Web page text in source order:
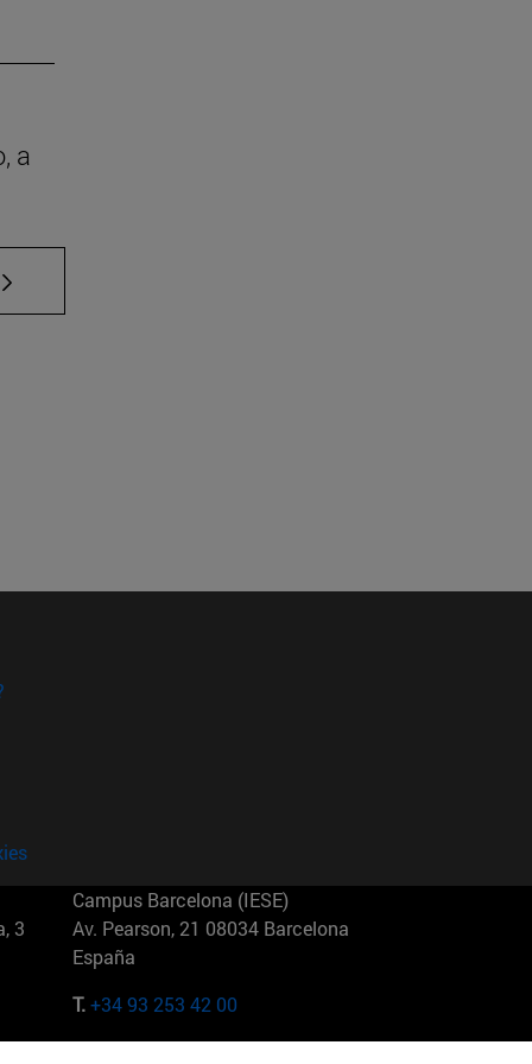
a
para desplazarse.
3
Campus Barcelona (IESE)
Av. Pearson, 21 08034 Barcelona
España
T.+34 93 253 42 00